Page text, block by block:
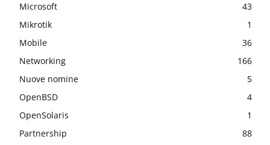
Microsoft
43
Mikrotik
1
Mobile
36
Networking
166
Nuove nomine
5
OpenBSD
4
OpenSolaris
1
Partnership
88